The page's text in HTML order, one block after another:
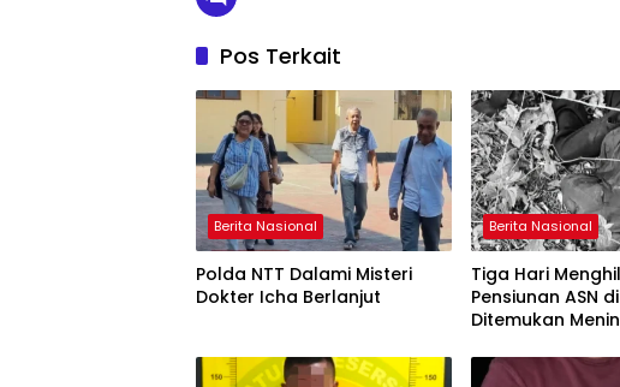
Pos Terkait
Berita Nasional
Polda NTT Dalami Misteri
Dokter Icha Berlanjut
Berita Nasional
Tiga Hari
Pensiunan ASN
Ditemukan